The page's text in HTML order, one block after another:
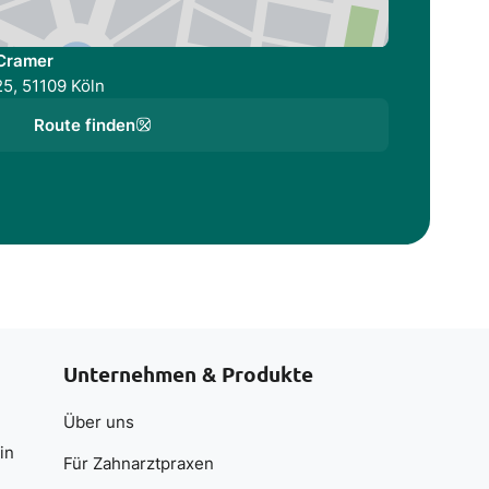
51109 Köln
Route finden
Unternehmen & Produkte
Über uns
Für Zahnarztpraxen